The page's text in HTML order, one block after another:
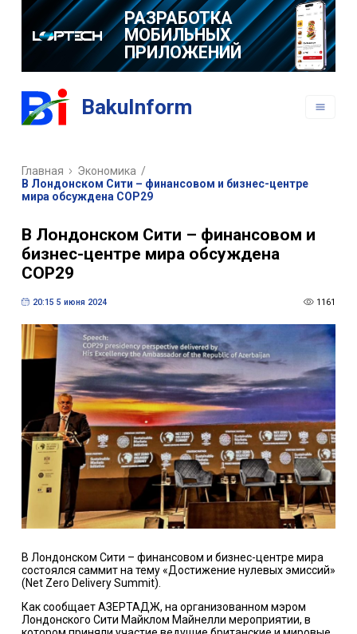
РАЗРАБОТКА
МОБИЛЬНЫХ
ПРИЛОЖЕНИЙ
BakuInform
Главная Экономика /
В Лондонском Сити – финансовом и бизнес-центре
мира обсуждена COP29
В Лондонском Сити – финансовом и
бизнес-центре мира обсуждена
COP29
20:15 5 июня 2024 1161
В Лондонском Сити – финансовом и бизнес-центре мира
состоялся саммит на тему «Достижение нулевых эмиссий»
(Net Zero Delivery Summit).
Как сообщаетАЗЕРТАДЖ, на организованном мэром
Лондонского Сити Майклом Майнелли мероприятии, в